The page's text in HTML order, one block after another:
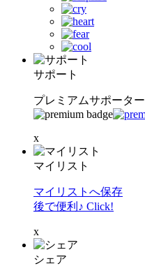
サポート
プレミアムサポーター
x
マイリスト
マイリストへ保存
後で便利♪ Click!
x
シェア